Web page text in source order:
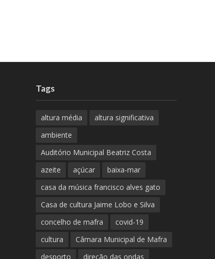
Tags
altura média
altura significativa
ambiente
Auditório Municipal Beatriz Costa
azeite
açúcar
baixa-mar
casa da música francisco alves gato
Casa de cultura Jaime Lobo e Silva
concelho de mafra
covid-19
cultura
Câmara Municipal de Mafra
desporto
direção das ondas